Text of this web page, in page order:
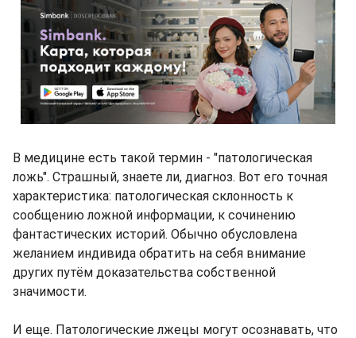
В медицине есть такой термин - "патологическая
ложь". Страшный, знаете ли, диагноз. Вот его точная
характеристика: патологическая склонность к
сообщению ложной информации, к сочинению
фантастических историй. Обычно обусловлена
желанием индивида обратить на себя внимание
других путём доказательства собственной
значимости.
И еще. Патологические лжецы могут осознавать, что